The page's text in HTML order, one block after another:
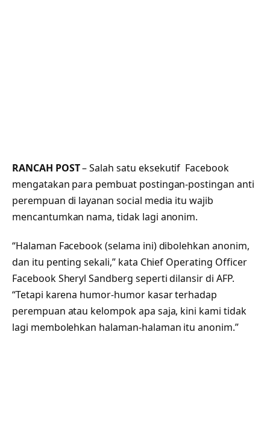
RANCAH POST– Salah satu eksekutif Facebook
mengatakan para pembuat postingan-postingan anti
perempuan di layanan social media itu wajib
mencantumkan nama, tidak lagi anonim.
“Halaman Facebook (selama ini) dibolehkan anonim,
dan itu penting sekali,” kata Chief Operating Officer
Facebook Sheryl Sandberg seperti dilansir di AFP.
“Tetapi karena humor-humor kasar terhadap
perempuan atau kelompok apa saja, kini kami tidak
lagi membolehkan halaman-halaman itu anonim.”